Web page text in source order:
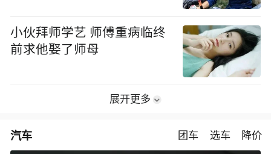
小伙拜师学艺 师傅重病临终
前求他娶了师母
展开更多
汽车 团车 选车 降价